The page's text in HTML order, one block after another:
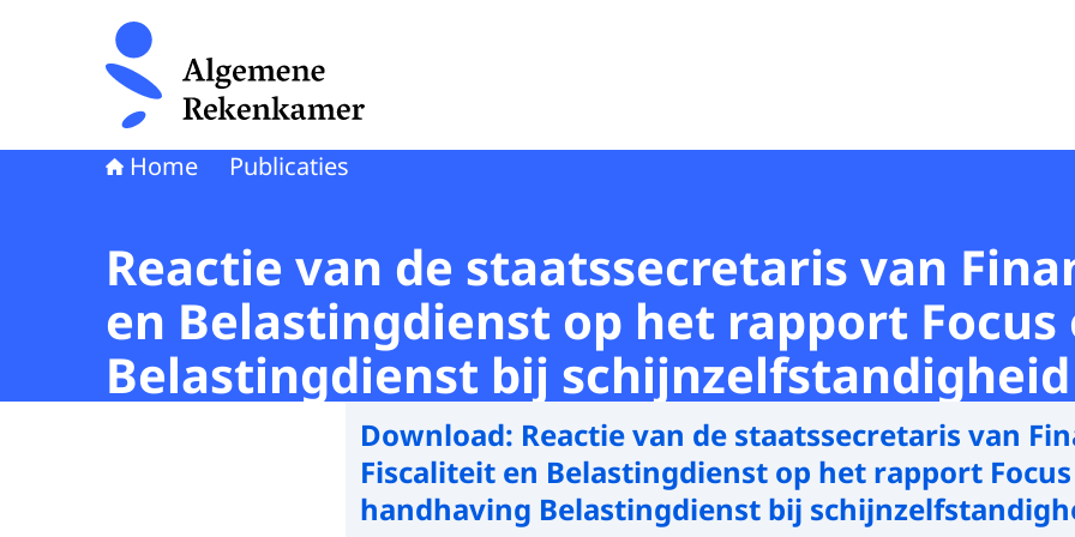
Naar de homepage van Algemene Rekenkamer
Home Publicaties
Reactie van de staatssecretaris van
en Belastingdienst op het rapport
Belastingdienst bij schijnzelfstandigheid
Download: Reactie van de staatssecretaris van
Fiscaliteit en Belastingdienst op het rapport
handhaving Belastingdienst bij